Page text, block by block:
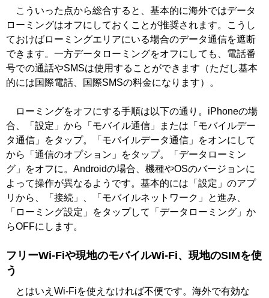
こういった点から総合すると、基本的に海外ではデータ
ローミングはオフにしておくことが推奨されます。こうし
ておけばローミングエリアにいる場合のデータ通信を遮断
できます。一方データローミングをオフにしても、電話番
号での通話やSMSは使用することができます（ただし基本
的には国際電話、国際SMSの料金になります）。
ローミングをオフにする手順は以下の通り。iPhoneの場
合、「設定」から「モバイル通信」または「モバイルデー
タ通信」をタップ。「モバイルデータ通信」をオンにして
から「通信のオプション」をタップ。「データローミン
グ」をオフに。Androidの場合、機種やOSのバージョンに
よって操作が異なるようです。基本的には「設定」のアプ
リから、「接続」、「モバイルネットワーク」と進み、
「ローミング設定」をタップして「データローミング」か
らOFFにします。
フリーWi-Fiや現地のモバイルWi-Fi、現地のSIMを使
う
とはいえWi-Fiを使えなければ不便です。海外で有効な